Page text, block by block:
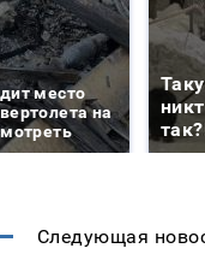
место
на
Следующая